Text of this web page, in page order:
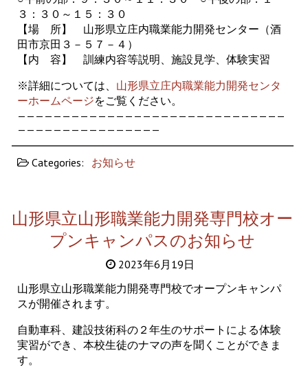
３：３０～１５：３０
【場 所】 山形県立庄内職業能力開発センター（酒
田市京田３－５７－４）
【内 容】 訓練内容等説明、施設見学、体験実習
※詳細については、 山形県立庄内職業能力開発センタ
ーホームページをご覧ください。
——————————————————————————————
————————————————
Categories: お知らせ
山形県立山形職業能力開発専門校オー
プンキャンパスのお知らせ
2023年6月19日
山形県立山形職業能力開発専門校でオープンキャンパ
スが開催されます。
自動車科、建設技術科の２年生のサポートによる体験
実習ができ、本校生徒のナマの声を聞くことができま
す。